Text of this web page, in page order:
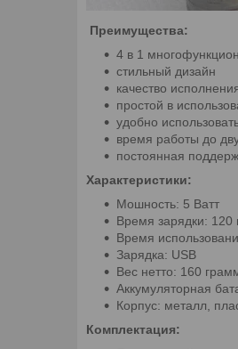
Преимущества:
4 в 1
стильный дизайн
качество
простой в
удобно
время работы до
постоянная
Характеристики:
Мошность: 5 Ватт
Время зарядки: 120
Время
Зарядка: USB
Вес нетто: 160
Аккумуляторная
Корпус: металл,
Комплектация: